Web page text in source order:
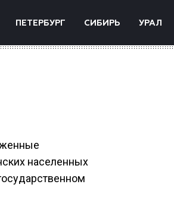
ПЕТЕРБУРГ СИБИРЬ УРАЛ
населенных